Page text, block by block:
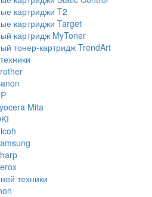
картриджи T2
картриджи Target
картридж MyToner
тонер-картридж TrendArt
Mita
техники